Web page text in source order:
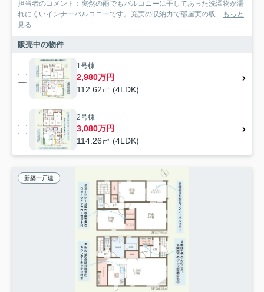
担当者のコメント：突然の雨でもバルコニーに干してあった洗濯物が濡
れにくいインナーバルコニーです。充実の収納力で部屋実の収... もっと
見る
販売中の物件
1号棟
2,980万円
112.62㎡ (4LDK)
2号棟
3,080万円
114.26㎡ (4LDK)
新築一戸建